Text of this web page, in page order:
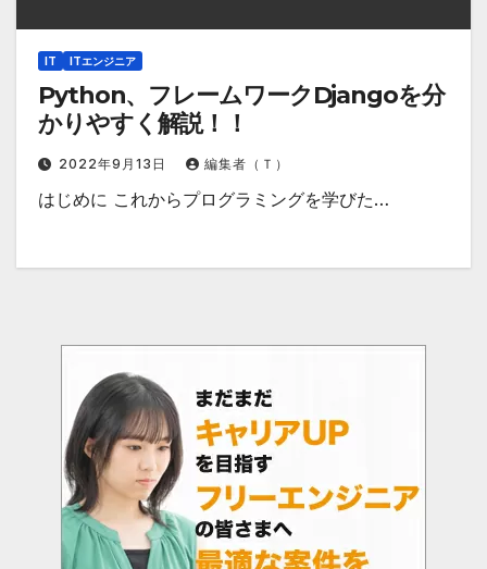
IT ITエンジニア
Python、フレームワークDjangoを分
かりやすく解説！！
2022年9月13日 編集者（Ｔ）
はじめに これからプログラミングを学びた…